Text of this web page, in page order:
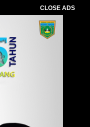
CLOSE ADS